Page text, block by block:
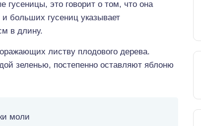
гусеницы, это говорит о том, что она
больших гусениц указывает
в длину.
листву плодового дерева.
зеленью, постепенно оставляют яблоню
моли